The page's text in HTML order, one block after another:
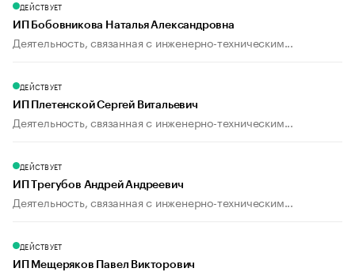
ДЕЙСТВУЕТ
ИП Бобовникова Наталья Александровна
Деятельность, связанная с инженерно-техническим...
ДЕЙСТВУЕТ
ИП Плетенской Сергей Витальевич
Деятельность, связанная с инженерно-техническим...
ДЕЙСТВУЕТ
ИП Трегубов Андрей Андреевич
Деятельность, связанная с инженерно-техническим...
ДЕЙСТВУЕТ
ИП Мещеряков Павел Викторович